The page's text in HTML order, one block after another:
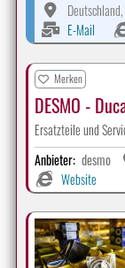
E-Mail
Merken
DESMO -
Ersatzteile und
Anbieter: desmo
Website